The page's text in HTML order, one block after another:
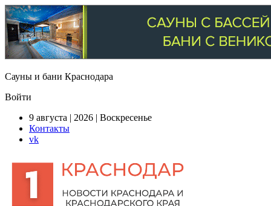
Сауны и бани Краснодара
Войти
9 августа | 2026 | Воскресенье
Контакты
vk